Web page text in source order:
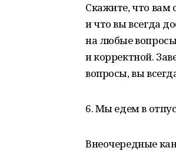
Скажите, что вам
и что вы всегда
на любые
и корректной.
вопросы, вы
6. Мы едем в
Внеочередные